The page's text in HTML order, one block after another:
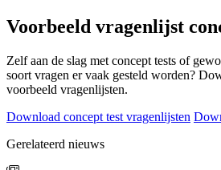
Voorbeeld vragenlijst
Zelf aan de slag met concept tests of
soort vragen er vaak gesteld worden?
voorbeeld vragenlijsten.
Download concept test vragenlijsten
Gerelateerd nieuws